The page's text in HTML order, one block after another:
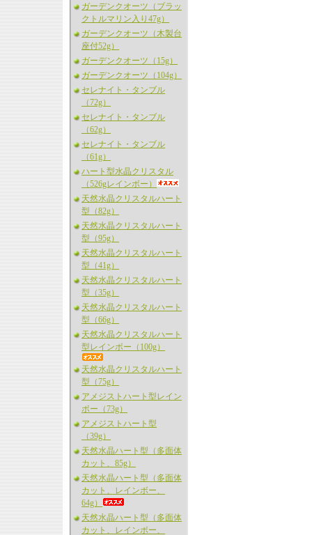
ガーデンクオーツ（ブラッ
クトルマリン入り47g）
ガーデンクオーツ（木製台
座付52g）
ガーデンクオーツ（15g）
ガーデンクオーツ（104g）
セレナイト・タンブル
（72g）
セレナイト・タンブル
（62g）
セレナイト・タンブル
（61g）
ハート型水晶クリスタル
（526gレインボー）
天然水晶クリスタルハート
型（82g）
天然水晶クリスタルハート
型（95g）
天然水晶クリスタルハート
型（41g）
天然水晶クリスタルハート
型（35g）
天然水晶クリスタルハート
型（66g）
天然水晶クリスタルハート
型レインボー（100g）
天然水晶クリスタルハート
型（75g）
アメジストハート型レイン
ボー（73g）
アメジストハート型
（39g）
天然水晶ハート型（多面体
カット、85g）
天然水晶ハート型（多面体
カット、レインボー、
64g）
天然水晶ハート型（多面体
カット、レインボー、